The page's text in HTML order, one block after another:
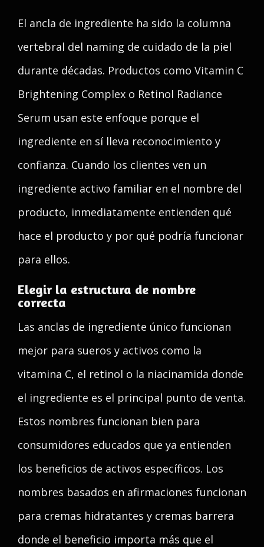
El ancla de ingrediente ha sido la columna
vertebral del naming de cuidado de la piel
durante décadas. Productos como Vitamin C
Brightening Complex o Retinol Radiance
Serum usan este enfoque porque el
ingrediente en sí lleva reconocimiento y
confianza. Cuando los clientes ven un
ingrediente activo familiar en el nombre del
producto, inmediatamente entienden qué
hace el producto y por qué podría funcionar
para ellos.
Elegir la estructura de nombre
correcta
Las anclas de ingrediente único funcionan
mejor para sueros y activos como la
vitamina C, el retinol o la niacinamida donde
el ingrediente es el principal punto de venta.
Estos nombres funcionan bien para
consumidores educados que ya entienden
los beneficios de activos específicos. Los
nombres basados en afirmaciones funcionan
para cremas hidratantes y cremas barrera
donde el beneficio importa más que el